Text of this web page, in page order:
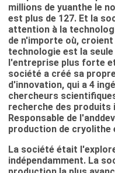
millions de yuanthe le
est plus de 127. Et la
attention à la
de n'importe où,
technologie est la
l'entreprise plus forte
société a créé sa
d'innovation, qui a 4
chercheurs
recherche des produits
Responsable de
production de cryolithe
La société était
indépendamment. La